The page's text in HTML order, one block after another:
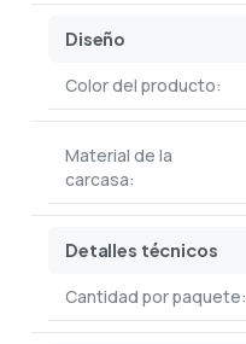
Diseño
Color del producto:
Material de la
carcasa:
Detalles técnicos
Cantidad por paquete: